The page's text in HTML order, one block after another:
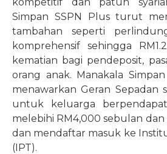
Simpan SSPN Plus turut
tambahan seperti
komprehensif sehingga
kematian bagi pendeposit,
orang anak. Manakala
menawarkan Geran Sepadan
untuk keluarga
melebihi RM4,000 sebulan
dan mendaftar masuk ke
(IPT).